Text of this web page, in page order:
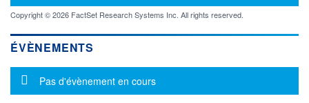
Copyright © 2026 FactSet Research Systems Inc. All rights reserved.
ÉVÈNEMENTS
Message d'information
Pas d'évènement en cours